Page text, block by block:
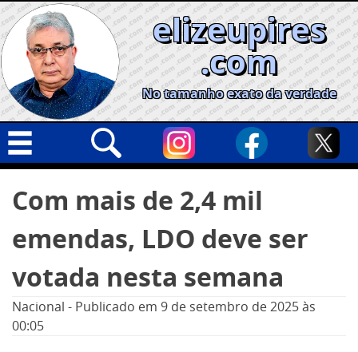
Skip
to
content
elizeupires
.com
No tamanho exato da verdade
Geral
Cidades
Política
Opinião
por:
Com mais de 2,4 mil
emendas, LDO deve ser
votada nesta semana
Nacional - Publicado em 9 de setembro de 2025às
00:05